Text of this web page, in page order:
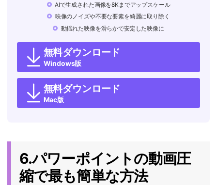
AIで生成された画像を8Kまでアップスケール
映像のノイズや不要な要素を綺麗に取り除く
動揺れた映像を滑らかで安定した映像に
無料ダウンロード
Windows版
無料ダウンロード
Mac版
6.パワーポイントの動画圧
縮で最も簡単な方法